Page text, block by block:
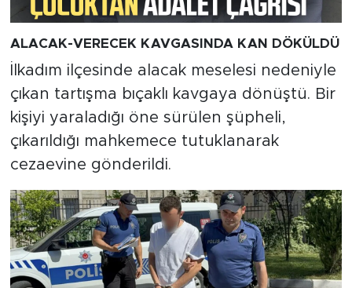
ALACAK-VERECEK KAVGASINDA KAN DÖKÜLDÜ
İlkadım ilçesinde alacak meselesi nedeniyle
çıkan tartışma bıçaklı kavgaya dönüştü. Bir
kişiyi yaraladığı öne sürülen şüpheli,
çıkarıldığı mahkemece tutuklanarak
cezaevine gönderildi.